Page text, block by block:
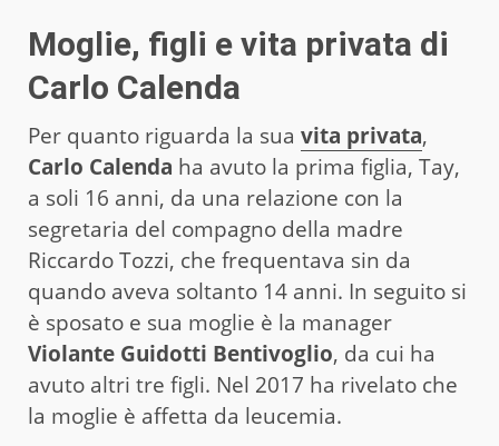
Moglie, figli e vita privata di
Carlo Calenda
Per quanto riguarda la sua vita privata,
Carlo Calenda ha avuto la prima figlia, Tay,
a soli 16 anni, da una relazione con la
segretaria del compagno della madre
Riccardo Tozzi, che frequentava sin da
quando aveva soltanto 14 anni. In seguito si
è sposato e sua moglie è la manager
Violante Guidotti Bentivoglio, da cui ha
avuto altri tre figli. Nel 2017 ha rivelato che
la moglie è affetta da leucemia.